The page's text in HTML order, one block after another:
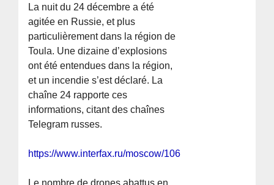
La nuit du 24 décembre a été
agitée en Russie, et plus
particulièrement dans la région de
Toula. Une dizaine d’explosions
ont été entendues dans la région,
et un incendie s’est déclaré. La
chaîne 24 rapporte ces
informations, citant des chaînes
Telegram russes.
https://www.interfax.ru/moscow/1064958